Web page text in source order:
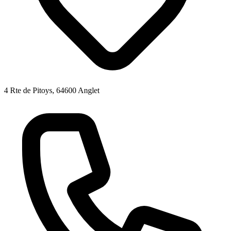
4 Rte de Pitoys, 64600 Anglet